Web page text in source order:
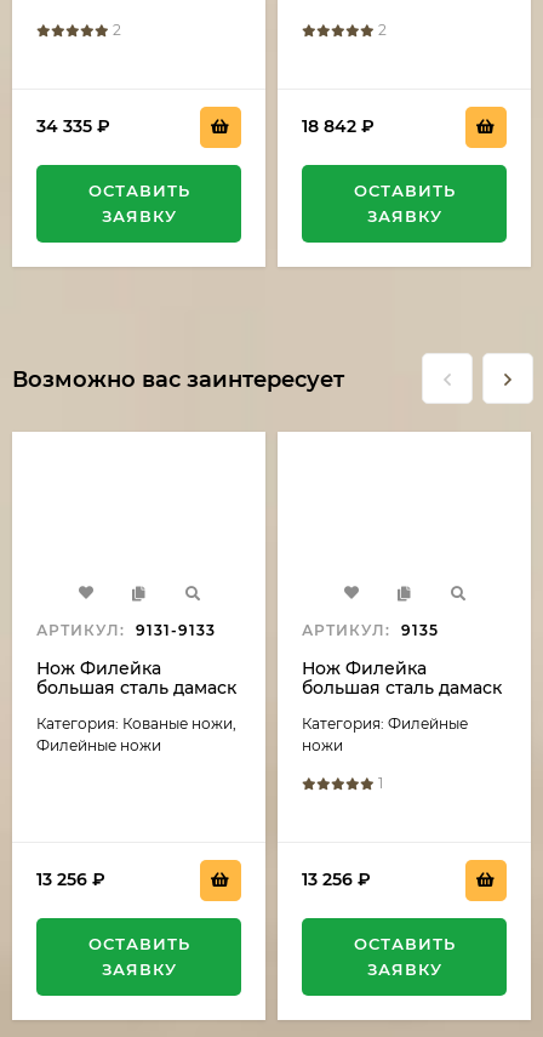
2
34 335 ₽
ОСТАВИТЬ
ЗАЯВКУ
2
18 842 ₽
ОСТАВИТЬ
ЗАЯВКУ
Возможно вас заинтересует
АРТИКУЛ: 9131-9133
Нож Филейка
большая сталь дамаск
зеленый и черный
граб
Категория: Кованые ножи,
Филейные ножи
13 256 ₽
ОСТАВИТЬ
ЗАЯВКУ
АРТИКУЛ: 9135
Нож Филейка
большая сталь дамаск
и черный граб
Категория: Филейные
ножи
1
13 256 ₽
ОСТАВИТЬ
ЗАЯВКУ